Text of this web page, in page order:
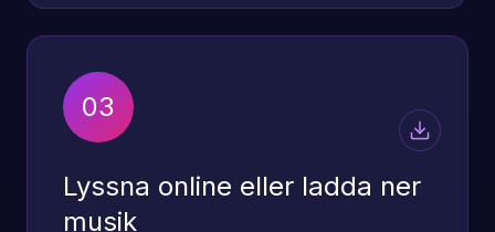
03
Lyssna online eller ladda ner
musik